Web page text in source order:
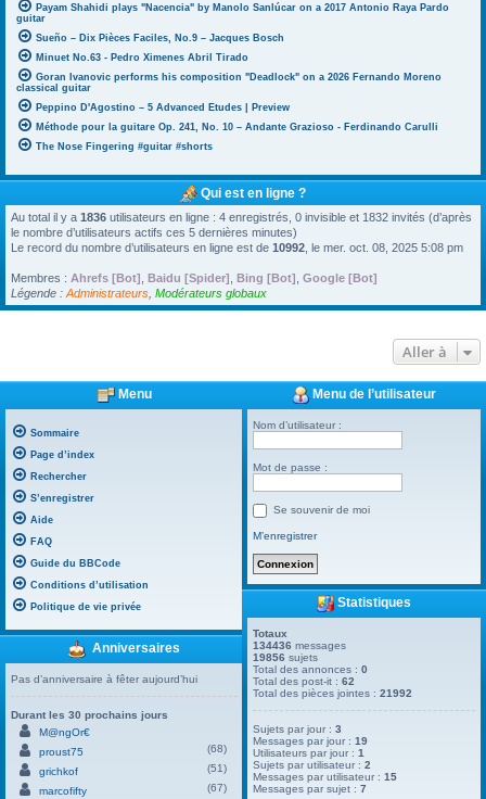
Payam Shahidi plays "Nacencia" by Manolo Sanlúcar on a 2017 Antonio Raya Pardo
guitar
Sueño – Dix Pièces Faciles, No.9 – Jacques Bosch
Minuet No.63 - Pedro Ximenes Abril Tirado
Goran Ivanovic performs his composition "Deadlock" on a 2026 Fernando Moreno
classical guitar
Peppino D'Agostino – 5 Advanced Etudes | Preview
Méthode pour la guitare Op. 241, No. 10 – Andante Grazioso - Ferdinando Carulli
The Nose Fingering #guitar #shorts
Qui est en ligne ?
Au total il y a 1836 utilisateurs en ligne : 4 enregistrés, 0 invisible et 1832 invités (d’après
le nombre d’utilisateurs actifs ces 5 dernières minutes)
Le record du nombre d’utilisateurs en ligne est de 10992 , le mer. oct. 08, 2025 5:08 pm
Membres : Ahrefs [Bot] Baidu [Spider] Bing [Bot] Google [Bot]
Légende : Administrateurs Modérateurs globaux
Aller à
Menu
Sommaire
Page d’index
Rechercher
S’enregistrer
Aide
FAQ
Guide du BBCode
Conditions d’utilisation
Politique de vie privée
Anniversaires
Pas d’anniversaire à fêter aujourd’hui
Durant les 30 prochains jours
M@ngOr€
proust75
(68)
grichkof
(51)
marcofifty
(67)
Menu de l’utilisateur
Nom d’utilisateur :
Mot de passe :
Se souvenir de moi
M’enregistrer
Statistiques
Totaux
134436 messages
19856 sujets
Total des annonces :0
Total des post-it :62
Total des pièces jointes :21992
Sujets par jour :3
Messages par jour :19
Utilisateurs par jour :1
Sujets par utilisateur :2
Messages par utilisateur :15
Messages par sujet :7